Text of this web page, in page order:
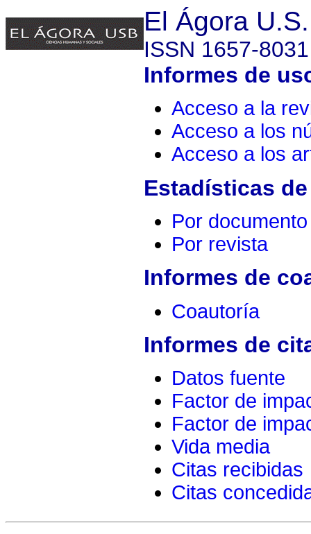
El Ágora
ISSN 1657-8031
Informes de
Acceso a la
Acceso a los
Acceso a los
Estadísticas
Por documento
Por revista
Informes de
Coautoría
Informes de
Datos fuente
Factor de
Factor de
Vida media
Citas recibidas
Citas